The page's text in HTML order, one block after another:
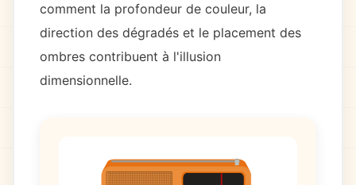
comment la profondeur de couleur, la
direction des dégradés et le placement des
ombres contribuent à l'illusion
dimensionnelle.